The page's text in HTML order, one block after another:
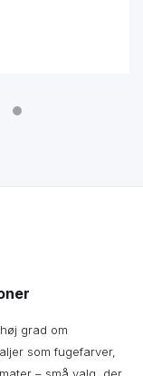
grad om
som fugefarver,